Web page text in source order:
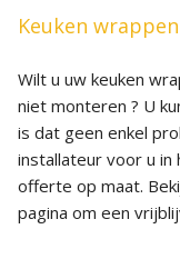
Keuken
Wilt u uw keuken
niet monteren ? U
is dat geen enkel
installateur voor u in
offerte op maat.
pagina om een